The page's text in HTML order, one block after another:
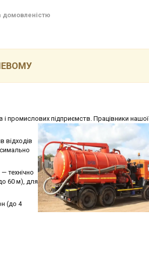
домовленістю
і промислових підприємств. Працівники нашої
відходів
— технічно
60 м), для
(до 4